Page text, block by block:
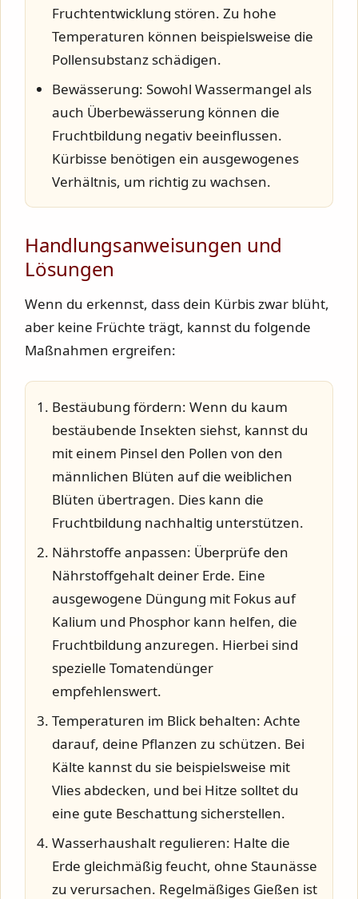
Fruchtentwicklung stören. Zu hohe
Temperaturen können beispielsweise die
Pollensubstanz schädigen.
Bewässerung: Sowohl Wassermangel als
auch Überbewässerung können die
Fruchtbildung negativ beeinflussen.
Kürbisse benötigen ein ausgewogenes
Verhältnis, um richtig zu wachsen.
Handlungsanweisungen und
Lösungen
Wenn du erkennst, dass dein Kürbis zwar blüht,
aber keine Früchte trägt, kannst du folgende
Maßnahmen ergreifen:
Bestäubung fördern: Wenn du kaum
bestäubende Insekten siehst, kannst du
mit einem Pinsel den Pollen von den
männlichen Blüten auf die weiblichen
Blüten übertragen. Dies kann die
Fruchtbildung nachhaltig unterstützen.
Nährstoffe anpassen: Überprüfe den
Nährstoffgehalt deiner Erde. Eine
ausgewogene Düngung mit Fokus auf
Kalium und Phosphor kann helfen, die
Fruchtbildung anzuregen. Hierbei sind
spezielle Tomatendünger
empfehlenswert.
Temperaturen im Blick behalten: Achte
darauf, deine Pflanzen zu schützen. Bei
Kälte kannst du sie beispielsweise mit
Vlies abdecken, und bei Hitze solltet du
eine gute Beschattung sicherstellen.
Wasserhaushalt regulieren: Halte die
Erde gleichmäßig feucht, ohne Staunässe
zu verursachen. Regelmäßiges Gießen ist